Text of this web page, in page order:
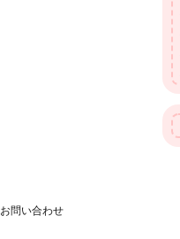
お問い合わせ